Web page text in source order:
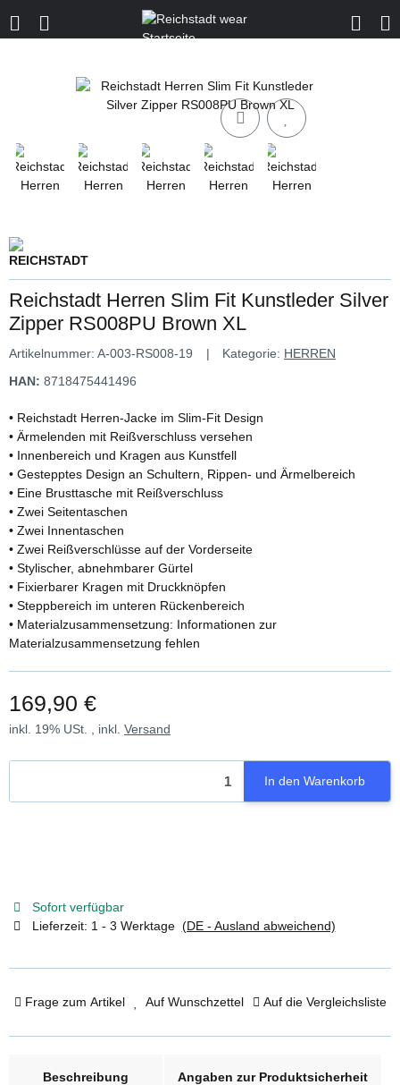
Reichstadt Herren Slim Fit Kunstleder Silver
Zipper RS008PU Brown XL
Artikelnummer: A-003-RS008-19 Kategorie: HERREN
HAN: 8718475441496
• Reichstadt Herren-Jacke im Slim-Fit Design
• Ärmelenden mit Reißverschluss versehen
• Innenbereich und Kragen aus Kunstfell
• Gestepptes Design an Schultern, Rippen- und Ärmelbereich
• Eine Brusttasche mit Reißverschluss
• Zwei Seitentaschen
• Zwei Innentaschen
• Zwei Reißverschlüsse auf der Vorderseite
• Stylischer, abnehmbarer Gürtel
• Fixierbarer Kragen mit Druckknöpfen
• Steppbereich im unteren Rückenbereich
• Materialzusammensetzung: Informationen zur
Materialzusammensetzung fehlen
169,90 €
inkl. 19% USt. , inkl. Versand
In den Warenkorb
Sofort verfügbar
Lieferzeit: 1 - 3 Werktage (DE - Ausland abweichend)
Frage zum Artikel Auf Wunschzettel Auf die Vergleichsliste
Beschreibung
Angaben zur Produktsicherheit